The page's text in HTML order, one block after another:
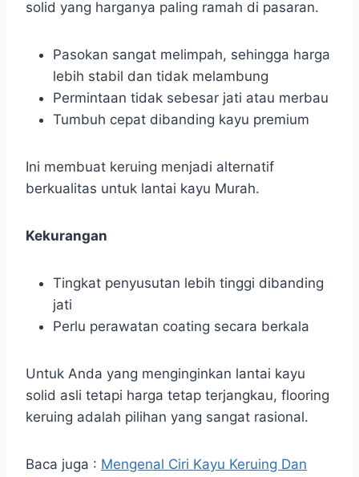
solid yang harganya paling ramah di pasaran.
Pasokan sangat melimpah, sehingga harga
lebih stabil dan tidak melambung
Permintaan tidak sebesar jati atau merbau
Tumbuh cepat dibanding kayu premium
Ini membuat keruing menjadi alternatif
berkualitas untuk lantai kayu Murah.
Kekurangan
Tingkat penyusutan lebih tinggi dibanding
jati
Perlu perawatan coating secara berkala
Untuk Anda yang menginginkan lantai kayu
solid asli tetapi harga tetap terjangkau, flooring
keruing adalah pilihan yang sangat rasional.
Baca juga : Mengenal Ciri Kayu Keruing Dan